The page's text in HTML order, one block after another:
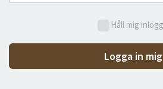
Håll mig
Logga in mig